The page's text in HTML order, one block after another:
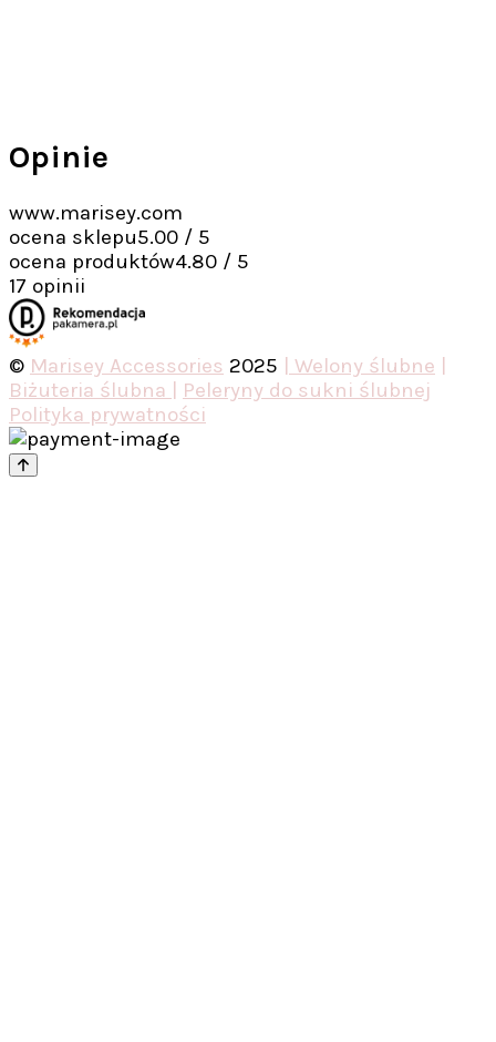
Opinie
www.marisey.com
ocena sklepu5.00 / 5
ocena produktów4.80 / 5
17 opinii
© Marisey Accessories 2025 | Welony ślubne
Biżuteria ślubna |
Peleryny do sukni ślubnej
Polityka prywatności